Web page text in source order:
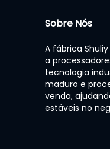
Sobre Nós
A fábrica
a
tecnologia
maduro e
venda,
estáveis no